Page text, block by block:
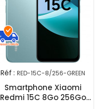
Réf : RED-15C-8/256-GREEN
Smartphone Xiaomi
Redmi 15C 8Go 256Go